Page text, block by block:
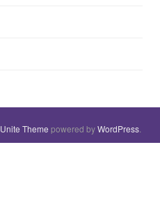
Unite Theme powered byWordPress.